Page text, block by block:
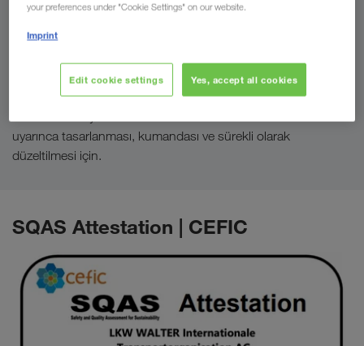
Süreçlerin müşteri memnuniyetini artırmaya yönelik ISO
uyarınca tasarlanması, kumandası ve sürekli olarak
düzeltilmesi için.
SQAS Attestation | CEFIC
your preferences under "Cookie Settings" on our website.
Imprint
Edit cookie settings Yes, accept all cookies